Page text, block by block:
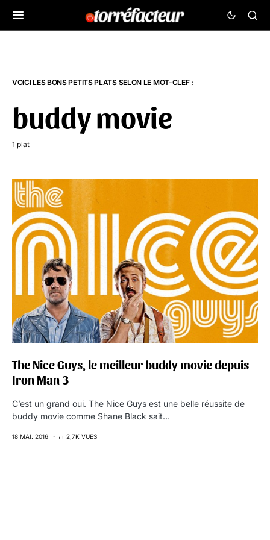
VOICI LES BONS PETITS PLATS SELON LE MOT-CLEF :
buddy movie
1 plat
The Nice Guys, le meilleur buddy movie depuis
Iron Man 3
C’est un grand oui. The Nice Guys est une belle réussite de
buddy movie comme Shane Black sait…
18 MAI. 2016 2,7K VUES